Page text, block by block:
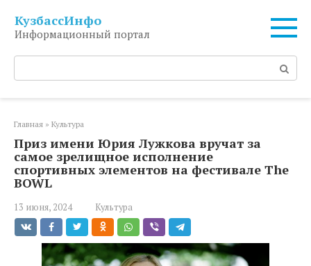
контенту
КузбассИнфо
Информационный портал
Поиск:
Главная » Культура
Приз имени Юрия Лужкова вручат за
самое зрелищное исполнение
спортивных элементов на фестивале The
BOWL
13 июня, 2024 Культура